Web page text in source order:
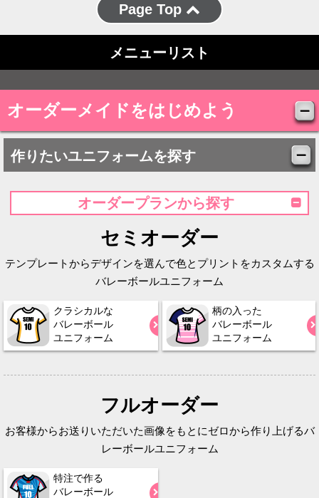
Page Top
メニューリスト
オーダーメイドをはじめよう
作りたいユニフォームを探す
オーダープランから探す
セミオーダー
テンプレートからデザインを選んで色とプリントをカスタムする
バレーボールユニフォーム
クラシカルな
バレーボール
ユニフォーム
柄の入った
バレーボール
ユニフォーム
フルオーダー
お客様からお送りいただいた画像をもとにゼロから作り上げるバ
レーボールユニフォーム
特注で作る
バレーボール